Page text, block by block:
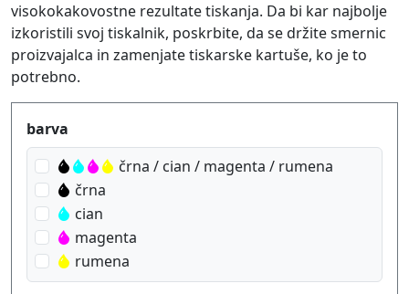
visokokakovostne rezultate tiskanja. Da bi kar najbolje
izkoristili svoj tiskalnik, poskrbite, da se držite smernic
proizvajalca in zamenjate tiskarske kartuše, ko je to
potrebno.
Produktfilter
barva
črna / cian / magenta / rumena
črna
cian
magenta
rumena